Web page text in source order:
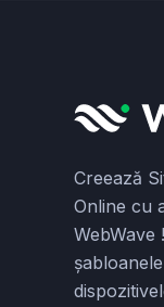
Creează
Online cu
WebWave